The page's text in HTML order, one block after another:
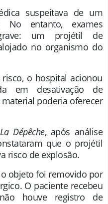
suspeitava de um
No entanto, exames
um projétil de
no organismo do
o hospital acionou
em desativação de
poderia oferecer
La Dépêche, após análise
que o projétil
risco de explosão.
objeto foi removido por
O paciente recebeu
houve registro de